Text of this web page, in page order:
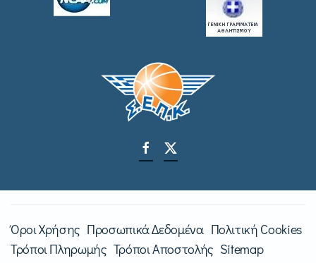
Όροι Χρήσης Προσωπικά Δεδομένα Πολιτική Cookies
Τρόποι Πληρωμής Τρόποι Αποστολής Sitemap